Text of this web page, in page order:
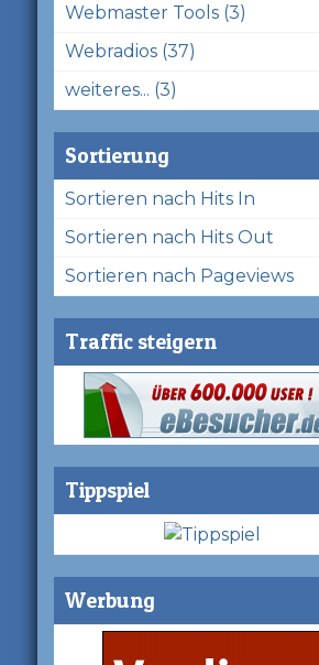
Webmaster Tools (3)
Webradios (37)
weiteres... (3)
Sortierung
Sortieren nach Hits In
Sortieren nach Hits Out
Sortieren nach Pageviews
Traffic steigern
Tippspiel
Werbung